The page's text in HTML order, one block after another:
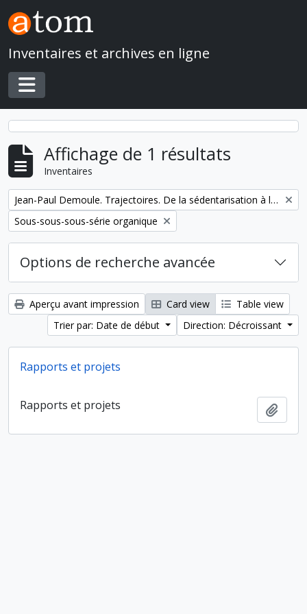
Skip to main content
Inventaires et archives en ligne
Toggle navigation
Affichage de 1 résultats
Inventaires
Remove filter:
Jean-Paul Demoule. Trajectoires. De la sédentarisation à l'État
Remove filter:
Sous-sous-sous-série organique
Options de recherche avancée
Aperçu avant impression Card view
Table view
Trier par: Date de début
Direction: Décroissant
Rapports et projets
Rapports et projets